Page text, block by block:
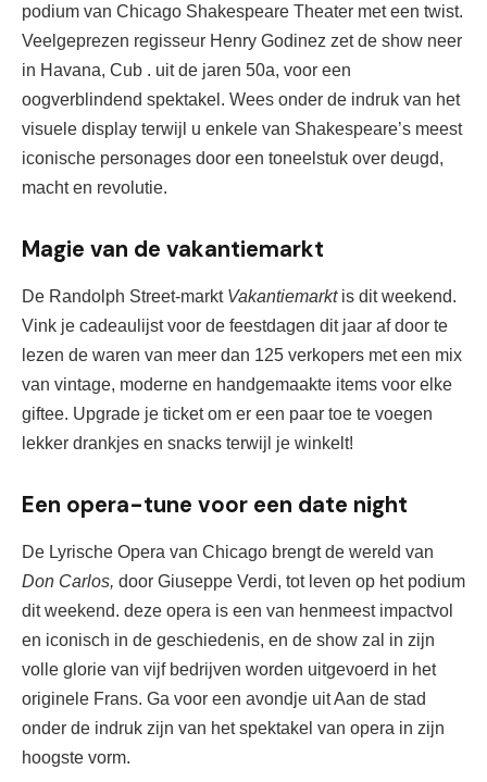
podium van Chicago Shakespeare Theater met een twist.
Veelgeprezen regisseur Henry Godinez zet de show neer
in Havana, Cub . uit de jaren 50a, voor een
oogverblindend spektakel. Wees onder de indruk van het
visuele display terwijl u enkele van Shakespeare’s meest
iconische personage
macht en revolutie.
Magie van de vakantiemarkt
De Randolph Street-markt Vakantiemarkt is dit weekend.
Vink je cadeaulijst voor de feestdagen dit jaar af door te
lezen de waren van meer dan 125 verkopers met een mix
van vintage, moderne en handgemaakte items voor elke
giftee.
lekker drankjes en snacks terwijl je winkelt!
Een opera-tune voor een date night
De Lyrische Opera van Chicago brengtde wereld van
Don Carlos, door Giuseppe Verdi, tot leven op het podium
dit weekend. deze opera is een van henmeest impactvol
en iconisch in de geschiedenis, en de show zal in zijn
volle glorie van vijf bedrijven worden uitgevoerd in het
originele Frans. Ga voor een avondje uitAan de stad
onder de indruk zijn van het spektakel van opera in zijn
hoogste vorm.